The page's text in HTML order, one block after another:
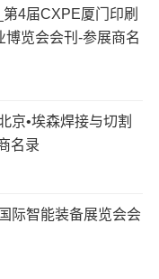
4届CXPE厦门印刷
博览会会刊-参展商名
京•埃森焊接与切割
名录
际智能装备展览会会